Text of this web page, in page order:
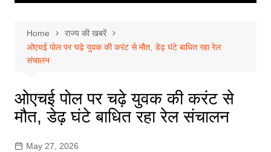
Home
राज्य की खबरें
ओएचई पोल पर चढ़े युवक की करंट से मौत, डेढ़ घंटे बाधित रहा रेल
संचालन
ओएचई पोल पर चढ़े युवक की करंट से
मौत, डेढ़ घंटे बाधित रहा रेल संचालन
May 27, 2026